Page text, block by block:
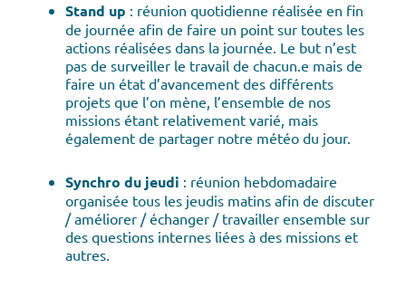
Stand up : réunion quotidienne réalisée en fin
de journée afin de faire un point sur toutes les
actions réalisées dans la journée. Le but n’est
pas de surveiller le travail de chacun.e mais de
faire un état d’avancement des différents
projets que l’on mène, l’ensemble de nos
missions étant relativement varié, mais
également de partager notre météo du jour.
Synchro du jeudi : réunion hebdomadaire
organisée tous les jeudis matins afin de discuter
/ améliorer / échanger / travailler ensemble sur
des questions internes liées à des missions et
autres.